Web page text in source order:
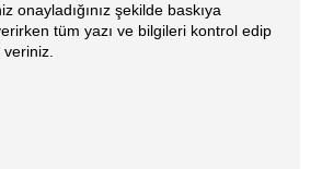
onayladığınız şekilde baskıya
tüm yazı ve bilgileri kontrol edip
veriniz.